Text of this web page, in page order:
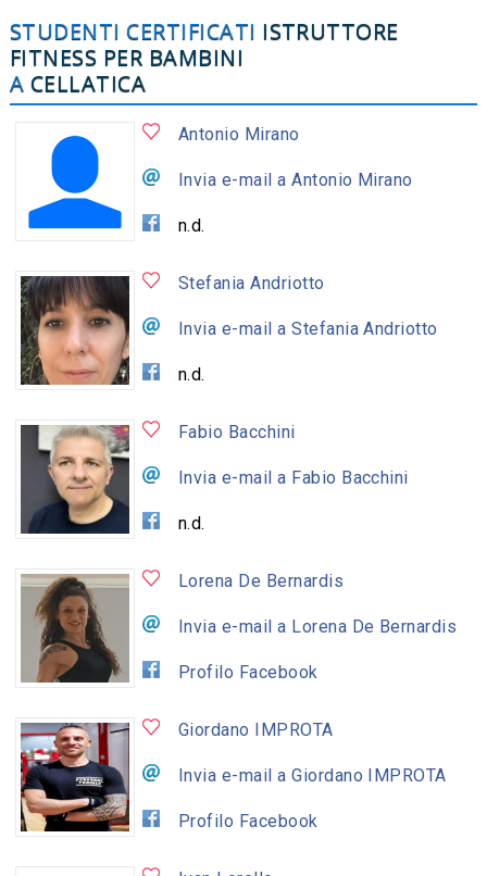
STUDENTI CERTIFICATI ISTRUTTORE
FITNESS PER BAMBINI
A CELLATICA
Antonio Mirano
Invia e-mail a Antonio Mirano
n.d.
Stefania Andriotto
Invia e-mail a Stefania Andriotto
n.d.
Fabio Bacchini
Invia e-mail a Fabio Bacchini
n.d.
Lorena De Bernardis
Invia e-mail a Lorena De Bernardis
Profilo Facebook
Giordano IMPROTA
Invia e-mail a Giordano IMPROTA
Profilo Facebook